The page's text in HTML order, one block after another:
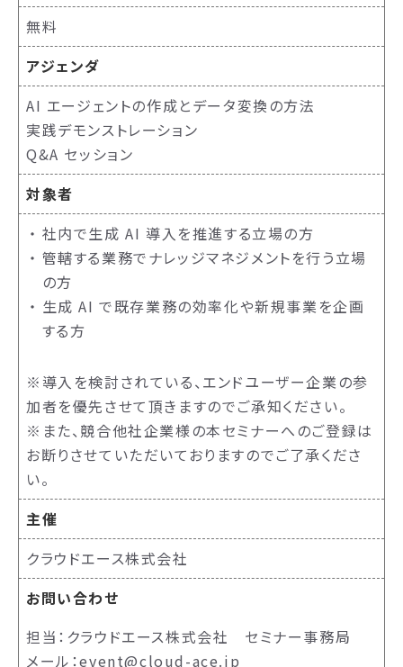
無料
アジェンダ
AI エージェントの作成とデータ変換の方法
実践デモンストレーション
Q&A セッション
対象者
社内で生成 AI 導入を推進する立場の方
管轄する業務でナレッジマネジメントを行う立場
の方
生成 AI で既存業務の効率化や新規事業を企画
する方
※導入を検討されている、エンドユーザー企業の参
加者を優先させて頂きますのでご承知ください。
※また、競合他社企業様の本セミナーへのご登録は
お断りさせていただいておりますのでご了承くださ
い。
主催
クラウドエース株式会社
お問い合わせ
担当：クラウドエース株式会社 セミナー事務局
メール：event@cloud-ace.jp